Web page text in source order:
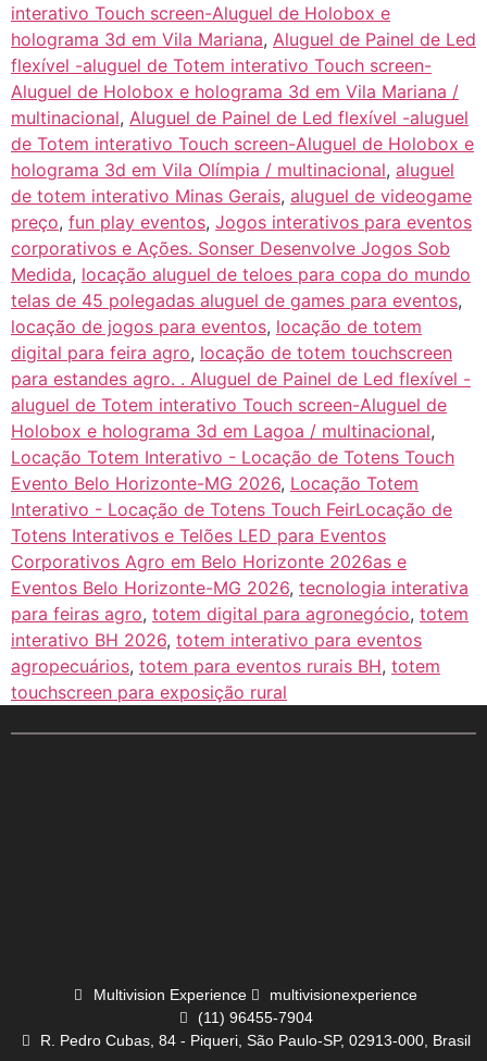
interativo Touch screen-Aluguel de Holobox e
holograma 3d em Vila Mariana, Aluguel de Painel de Led
flexível -aluguel de Totem interativo Touch screen-
Aluguel de Holobox e holograma 3d em Vila Mariana /
multinacional, Aluguel de Painel de Led flexível -aluguel
de Totem interativo Touch screen-Aluguel de Holobox e
holograma 3d em Vila Olímpia / multinacional, aluguel
de totem interativo Minas Gerais, aluguel de videogame
preço, fun play eventos, Jogos interativos para eventos
corporativos e Ações. Sonser Desenvolve Jogos Sob
Medida, locação aluguel de teloes para copa do mundo
telas de 45 polegadas aluguel de games para eventos,
locação de jogos para eventos, locação de totem
digital para feira agro, locação de totem touchscreen
para estandes agro. . Aluguel de Painel de Led flexível -
aluguel de Totem interativo Touch screen-Aluguel de
Holobox e holograma 3d em Lagoa / multinacional,
Locação Totem Interativo - Locação de Totens Touch
Evento Belo Horizonte-MG 2026, Locação Totem
Interativo - Locação de Totens Touch FeirLocação de
Totens Interativos e Telões LED para Eventos
Corporativos Agro em Belo Horizonte 2026as e
Eventos Belo Horizonte-MG 2026, tecnologia interativa
para feiras agro, totem digital para agronegócio, totem
interativo BH 2026, totem interativo para eventos
agropecuários, totem para eventos rurais BH, totem
touchscreen para exposição rural
Multivision Experience
multivisionexperience
(11) 96455-7904
R. Pedro Cubas, 84 - Piqueri, São Paulo-SP, 02913-000, Brasil